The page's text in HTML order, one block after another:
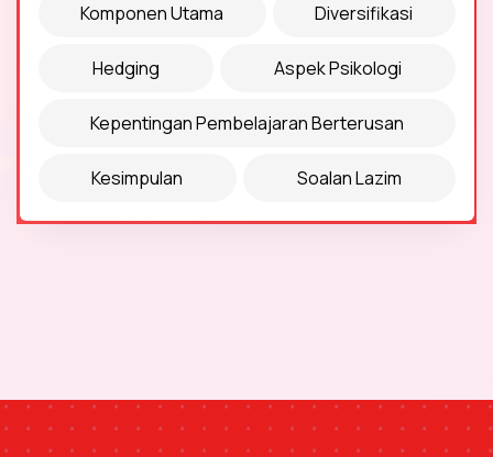
Komponen Utama Diversifikasi
Hedging Aspek Psikologi
Kepentingan Pembelajaran Berterusan
Kesimpulan Soalan Lazim